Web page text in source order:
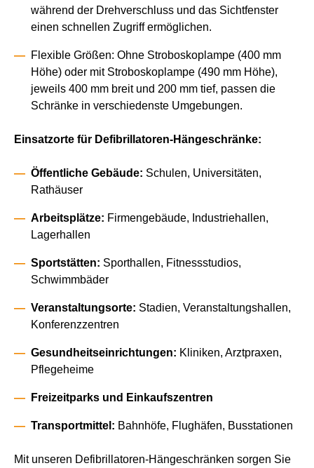
während der Drehverschluss und das Sichtfenster
einen schnellen Zugriff ermöglichen.
Flexible Größen: Ohne Stroboskoplampe (400 mm
Höhe) oder mit Stroboskoplampe (490 mm Höhe),
jeweils 400 mm breit und 200 mm tief, passen die
Schränke in verschiedenste Umgebungen.
Einsatzorte für Defibrillatoren-Hängeschränke:
Öffentliche Gebäude: Schulen, Universitäten,
Rathäuser
Arbeitsplätze: Firmengebäude, Industriehallen,
Lagerhallen
Sportstätten: Sporthallen, Fitnessstudios,
Schwimmbäder
Veranstaltungsorte: Stadien, Veranstaltungshallen,
Konferenzzentren
Gesundheitseinrichtungen: Kliniken, Arztpraxen,
Pflegeheime
Freizeitparks und Einkaufszentren
Transportmittel: Bahnhöfe, Flughäfen, Busstationen
Mit unseren Defibrillatoren-Hängeschränken sorgen Sie